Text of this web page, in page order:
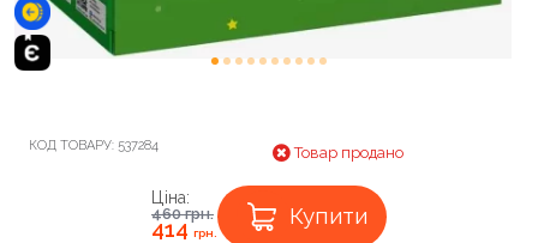
КОД ТОВАРУ: 537284 Товар продано
Ціна:
460грн.
414грн.
Купити